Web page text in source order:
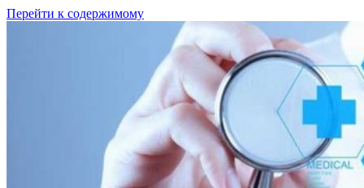
Перейти к содержимому